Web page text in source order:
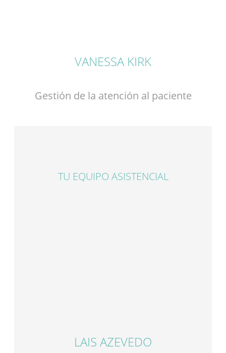
VANESSA KIRK
Gestión de la atención al paciente
TU EQUIPO ASISTENCIAL
LAIS AZEVEDO